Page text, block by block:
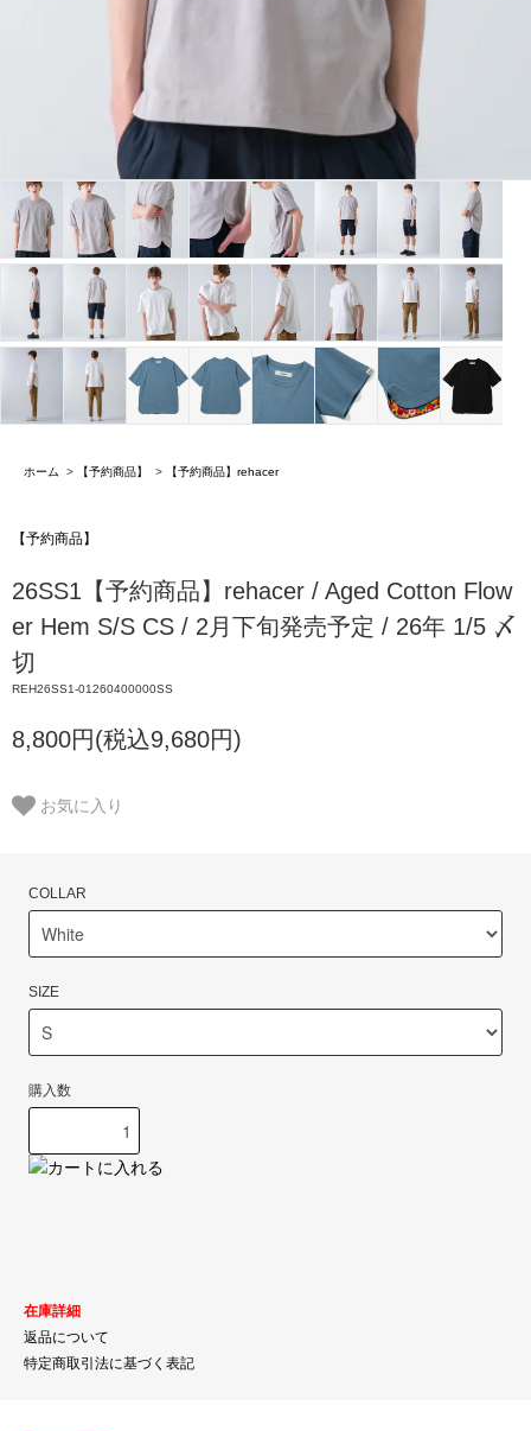
ホーム > 【予約商品】 > 【予約商品】rehacer
【予約商品】
26SS1【予約商品】rehacer / Aged Cotton Flow
er Hem S/S CS / 2月下旬発売予定 / 26年 1/5 〆
切
REH26SS1-01260400000SS
8,800円(税込9,680円)
お気に入り
COLLAR
SIZE
購入数
在庫詳細
返品について
特定商取引法に基づく表記